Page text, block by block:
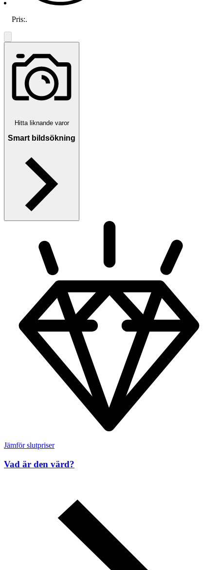
Pris:.
Hitta liknande varor
Smart bildsökning
Jämför slutpriser
Vad är den värd?